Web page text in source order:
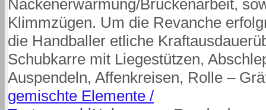
Nackenerwärmung/Brückenarbeit,
Klimmzügen. Um die Revanche
die Handballer etliche
Schubkarre mit Liegestützen,
Auspendeln, Affenkreisen, Rolle –
gemischte Elemente /